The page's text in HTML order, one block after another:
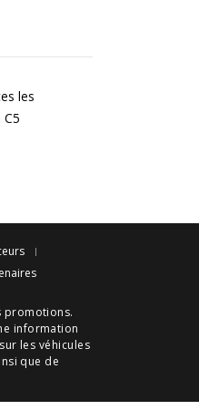
les
promotions.
information
les véhicules
que de